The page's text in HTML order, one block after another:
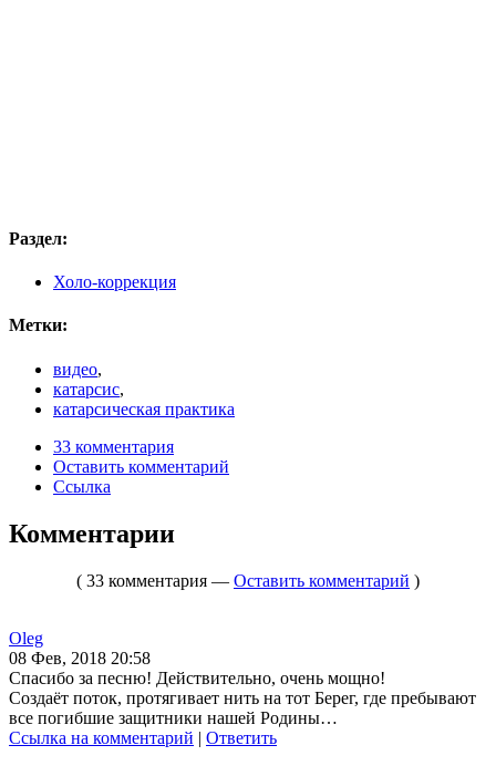
Раздел:
Холо-коррекция
Метки:
видео,
катарсис,
катарсическая практика
33 комментария
Оставить комментарий
Ссылка
Комментарии
( 33 комментария — Оставить комментарий )
Oleg
08 Фев, 2018 20:58
Спасибо за песню! Действительно, очень мощно!
Создаёт поток, протягивает нить на тот Берег, где пребывают
все погибшие защитники нашей Родины…
Ссылка на комментарий | Ответить